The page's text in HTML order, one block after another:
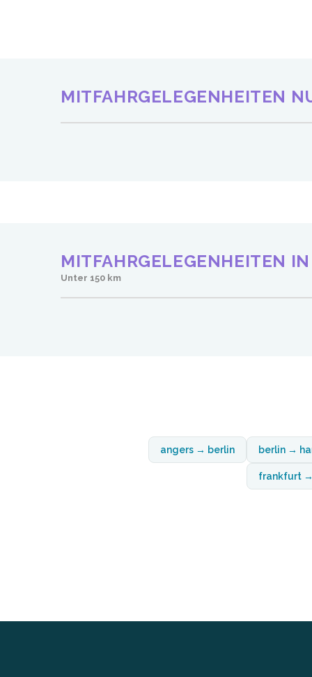
MITFAHRGELEGENHEITEN
MITFAHRGELEGENHEITEN
Unter 150 km
angers → berlin berlin →
frankfurt